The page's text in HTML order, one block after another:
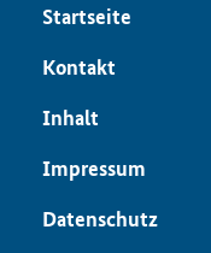
Start­sei­te
Kon­takt
In­halt
Im­pres­sum
Da­ten­schutz